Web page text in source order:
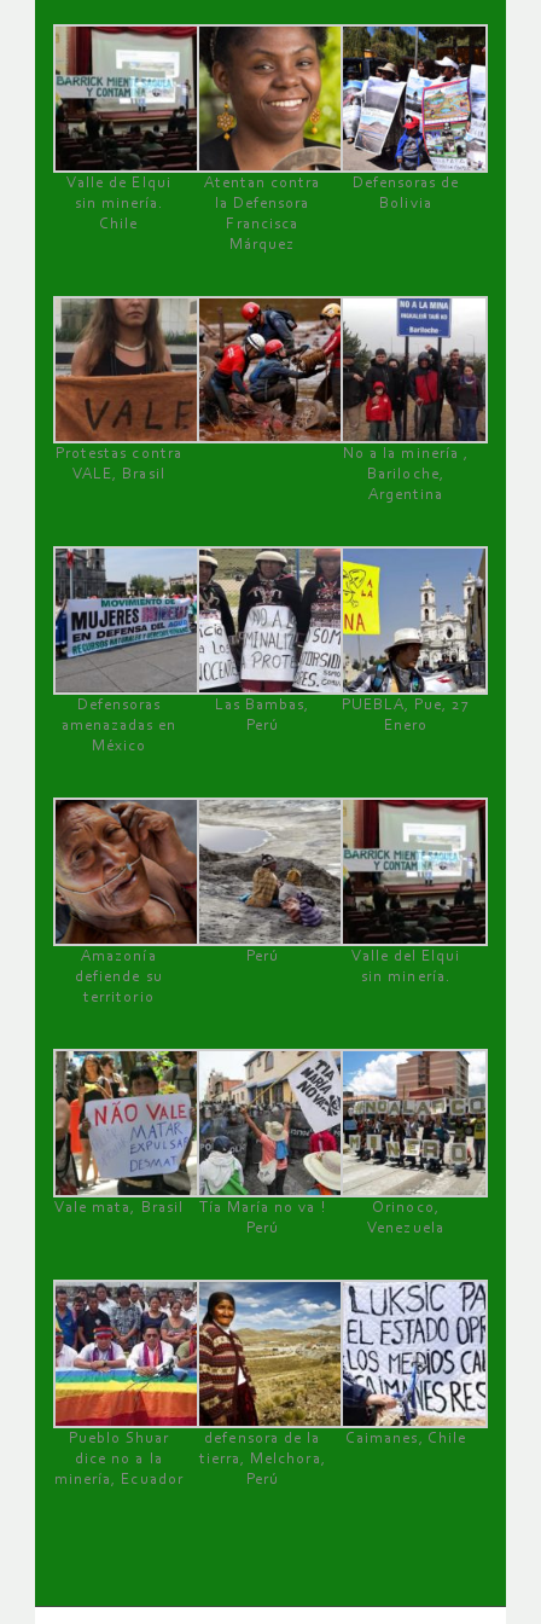
Valle de Elqui
sin minería.
Chile
Atentan contra
la Defensora
Francisca
Márquez
Defensoras de
Bolivia
Protestas contra
VALE, Brasil
No a la minería ,
Bariloche,
Argentina
Defensoras
amenazadas en
México
Las Bambas,
Perú
PUEBLA, Pue, 27
Enero
Amazonía
defiende su
territorio
Perú
Valle del Elqui
sin minería.
Vale mata, Brasil
Tía María no va !
Perú
Orinoco,
Venezuela
Pueblo Shuar
dice no a la
minería, Ecuador
defensora de la
tierra, Melchora,
Perú
Caimanes, Chile